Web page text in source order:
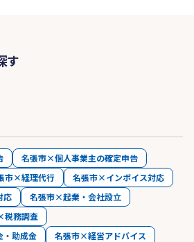
方法は電話・メール・LINEを
様とのコミュニケーションを
プランとなっておりますの
況やご要望にあったプランを
。
す
名張市×個人事業主の確定申告
市×経理代行
名張市×インボイス対応
応
名張市×起業・会社設立
税務調査
助成金
名張市×経営アドバイス